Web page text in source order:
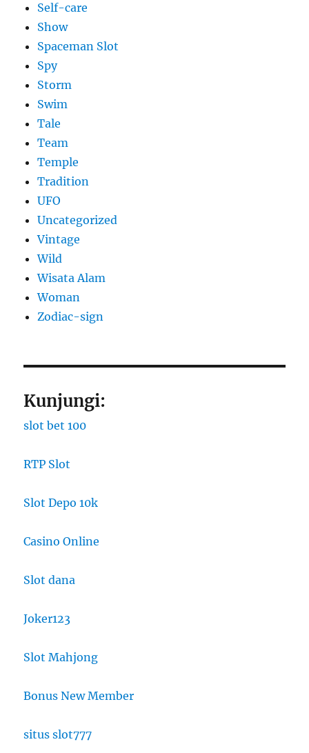
Self-care
Show
Spaceman Slot
Spy
Storm
Swim
Tale
Team
Temple
Tradition
UFO
Uncategorized
Vintage
Wild
Wisata Alam
Woman
Zodiac-sign
Kunjungi:
slot bet 100
RTP Slot
Slot Depo 10k
Casino Online
Slot dana
Joker123
Slot Mahjong
Bonus New Member
situs slot777